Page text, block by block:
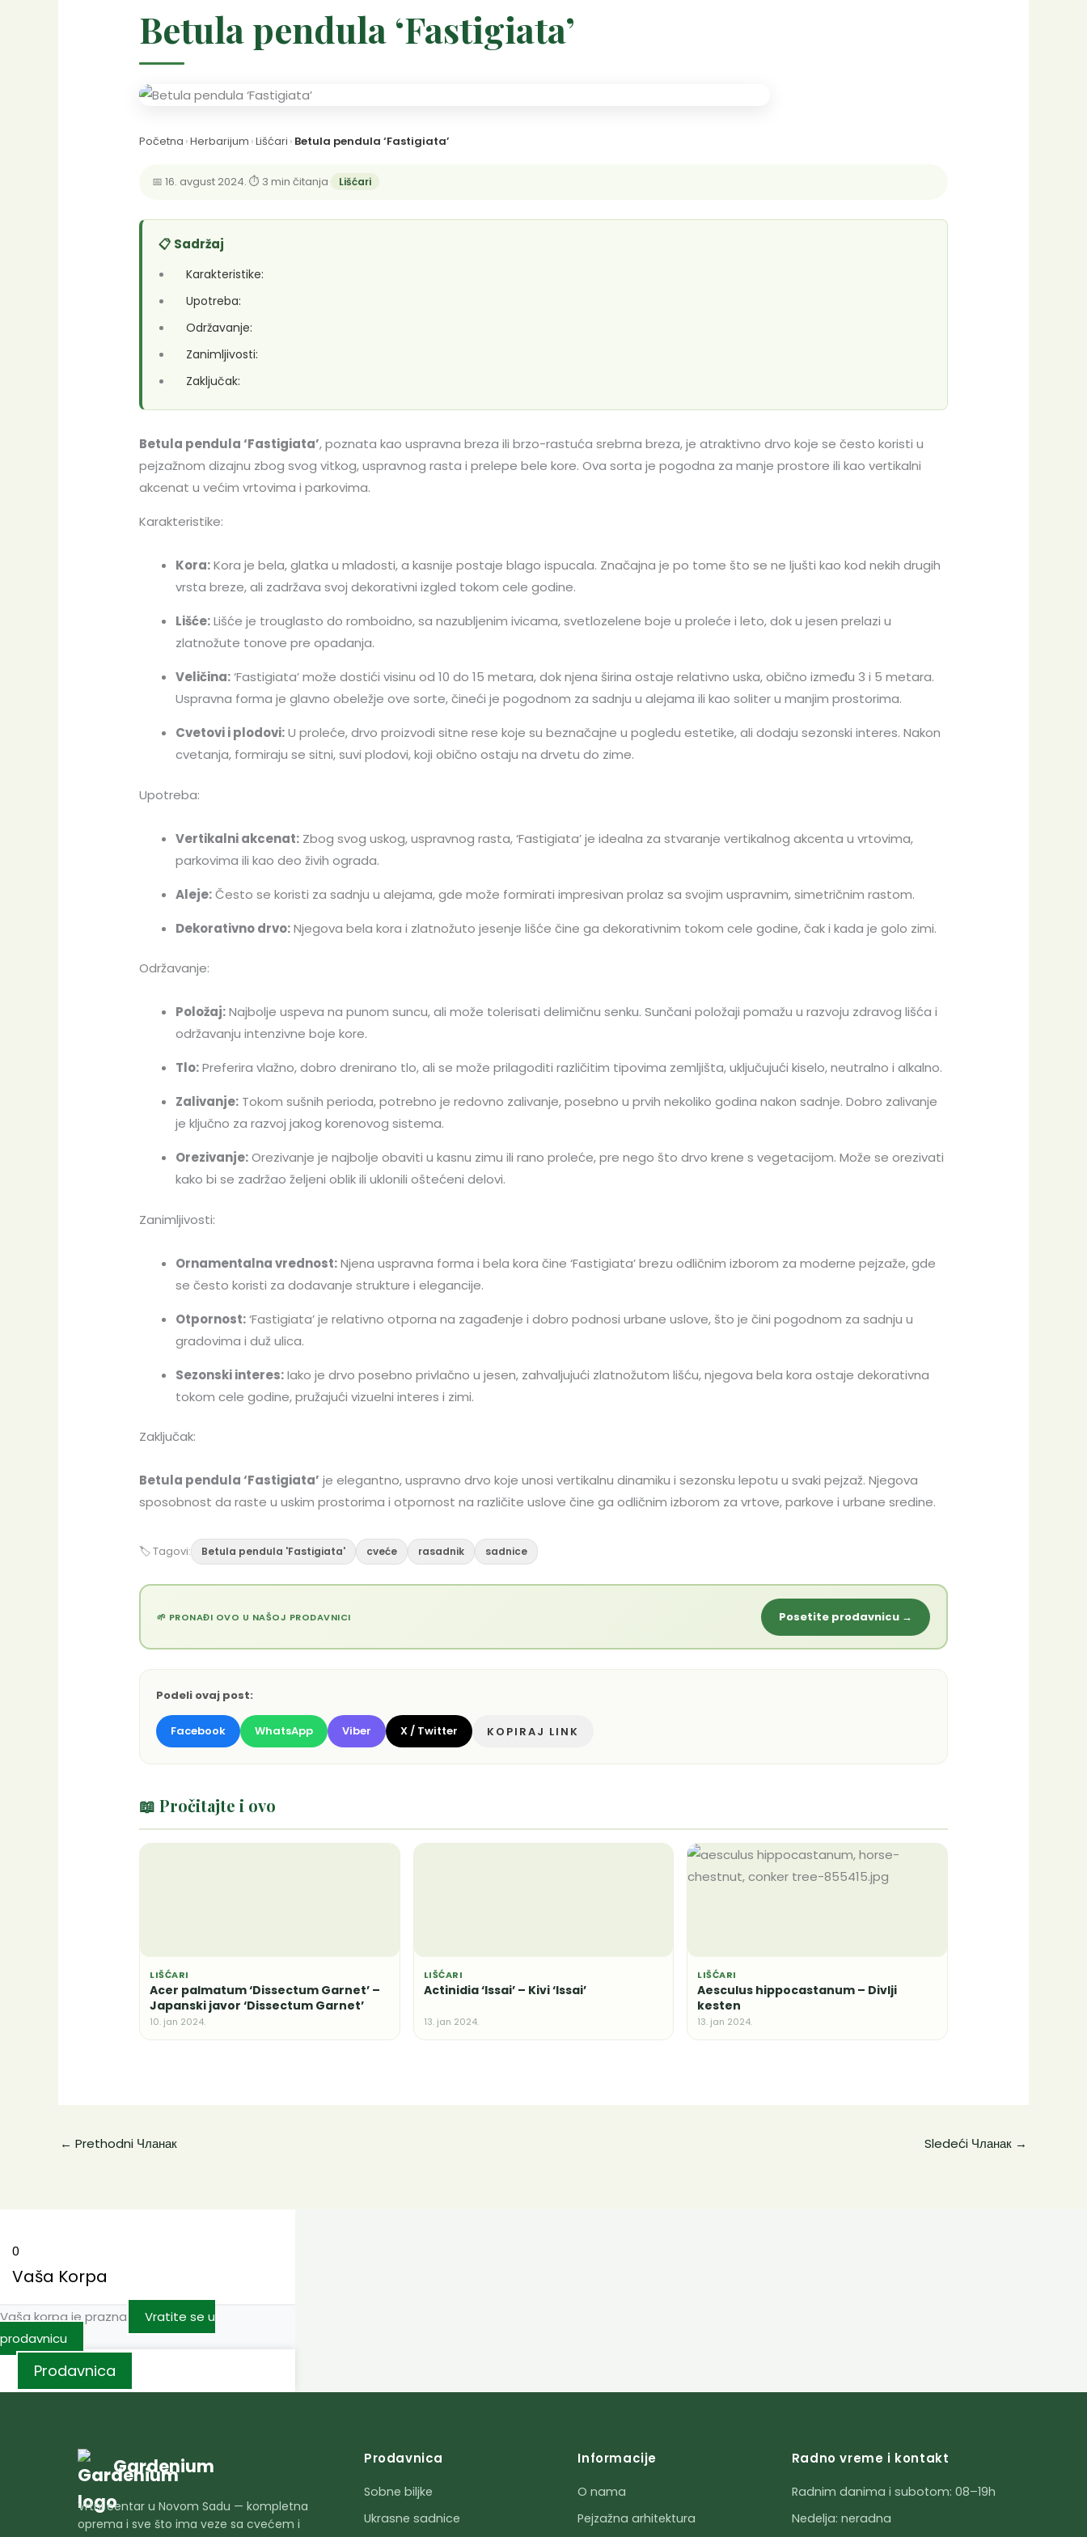
Betula pendula ‘Fastigiata’
Početna ›Herbarijum ›Lišćari › Betula pendula ‘Fastigiata’
📅 16. avgust 2024.·⏱ 3 min čitanja· Lišćari
📋 Sadržaj
Karakteristike:
Upotreba:
Održavanje:
Zanimljivosti:
Zaključak:
Betula pendula ‘Fastigiata’, poznata kao uspravna breza ili brzo-rastuća srebrna breza, je atraktivno drvo koje se često koristi u
pejzažnom dizajnu zbog svog vitkog, uspravnog rasta i prelepe bele kore. Ova sorta je pogodna za manje prostore ili kao vertikalni
akcenat u većim vrtovima i parkovima.
Karakteristike:
Kora:Kora je bela, glatka u mladosti, a kasnije postaje blago ispucala. Značajna je po tome što se ne ljušti kao kod nekih drugih
vrsta breze, ali zadržava svoj dekorativni izgled tokom cele godine.
Lišće:Lišće je trouglasto do romboidno, sa nazubljenim ivicama, svetlozelene boje u proleće i leto, dok u jesen prelazi u
zlatnožute tonove pre opadanja.
Veličina:‘Fastigiata’ može dostići visinu od 10 do 15 metara, dok njena širina ostaje relativno uska, obično između 3 i 5 metara.
Uspravna forma je glavno obeležje ove sorte, čineći je pogodnom za sadnju u alejama ili kao soliter u manjim prostorima.
Cvetovi i plodovi:U proleće, drvo proizvodi sitne rese koje su beznačajne u pogledu estetike, ali dodaju sezonski interes. Nakon
cvetanja, formiraju se sitni, suvi plodovi, koji obično ostaju na drvetu do zime.
Upotreba:
Vertikalni akcenat: Zbog svog uskog, uspravnog rasta, ‘Fastigiata’ je idealna za stvaranje vertikalnog akcenta u vrtovima,
parkovima ili kao deo živih ograda.
Aleje:Često se koristi za sadnju u alejama, gde može formirati impresivan prolaz sa svojim uspravnim, simetričnim rastom.
Dekorativno drvo:Njegova bela kora i zlatnožuto jesenje lišće čine ga dekorativnim tokom cele godine, čak i kada je golo zimi.
Održavanje:
Položaj:Najbolje uspeva na punom suncu, ali može tolerisati delimičnu senku. Sunčani položaji pomažu u razvoju zdravog lišća i
održavanju intenzivne boje kore.
Tlo:Preferira vlažno, dobro drenirano tlo, ali se može prilagoditi različitim tipovima zemljišta, uključujući kiselo, neutralno i alkalno.
Zalivanje: Tokom sušnih perioda, potrebno je redovno zalivanje, posebno u prvih nekoliko godina nakon sadnje. Dobro zalivanje
je ključno za razvoj jakog korenovog sistema.
Orezivanje:Orezivanje je najbolje obaviti u kasnu zimu ili rano proleće, pre nego što drvo krene s vegetacijom. Može se orezivati
kako bi se zadržao željeni oblik ili uklonili oštećeni delovi.
Zanimljivosti:
Ornamentalna vrednost:Njena uspravna forma i bela kora čine ‘Fastigiata’ brezu odličnim izborom za moderne pejzaže, gde
se često koristi za dodavanje strukture i elegancije.
Otpornost:‘Fastigiata’ je relativno otporna na zagađenje i dobro podnosi urbane uslove, što je čini pogodnom za sadnju u
gradovima i duž ulica.
Sezonski interes:Iako je drvo posebno privlačno u jesen, zahvaljujući zlatnožutom lišću, njegova bela kora ostaje dekorativna
tokom cele godine, pružajući vizuelni interes i zimi.
Zaključak:
Betula pendula ‘Fastigiata’ je elegantno, uspravno drvo koje unosi vertikalnu dinamiku i sezonsku lepotu u svaki pejzaž. Njegova
sposobnost da raste u uskim prostorima i otpornost na različite uslove čine ga odličnim izborom za vrtove, parkove i urbane sredine.
🏷 Tagovi: Betula pendula 'Fastigiata' cveće rasadnik sadnice
🌱 PRONAĐI OVO U NAŠOJ PRODAVNICI Posetite prodavnicu →
Podeli ovaj post:
Facebook WhatsApp Viber X / Twitter KOPIRAJ LINK
📖 Pročitajte i ovo
LIŠĆARI
Acer palmatum ‘Dissectum Garnet’ –
Japanski javor ‘Dissectum Garnet’
10. jan 2024.
LIŠĆARI
Actinidia ‘Issai’ – Kivi ‘Issai’
13. jan 2024.
LIŠĆARI
Aesculus hippocastanum – Divlji
kesten
13. jan 2024.
← Prethodni Чланак Sledeći Чланак →
0
Vaša Korpa
Vaša korpa je prazna
Vratite se u
prodavnicu
Prodavnica
Gardenium
Vrtni centar u Novom Sadu — kompletna
oprema i sve što ima veze sa cvećem i
Prodavnica
Sobne biljke
Ukrasne sadnice
Informacije
O nama
Pejzažna arhitektura
Radno vreme i kontakt
Radnim danima i subotom: 08–19h
Nedelja: neradna